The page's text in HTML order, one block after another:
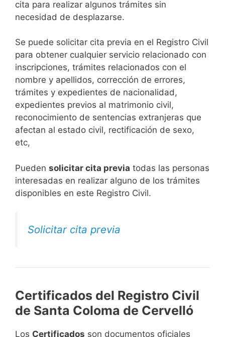
cita para realizar algunos trámites sin
necesidad de desplazarse.​
Se puede solicitar cita previa en el Registro Civil
para obtener cualquier servicio relacionado con
inscripciones, trámites relacionados con el
nombre y apellidos, corrección de errores,
trámites y expedientes de nacionalidad,
expedientes previos al matrimonio civil,
reconocimiento de sentencias extranjeras que
afectan al estado civil, rectificación de sexo,
etc,
​Pueden solicitar cita previa todas las personas
interesadas en realizar alguno de los trámites
disponibles en este Registro Civil.​
Solicitar cita previa
Certificados del Registro Civil
de Santa Coloma de Cervelló
Los Certificados son documentos oficiales